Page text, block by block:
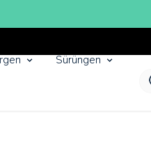
Sürüngen